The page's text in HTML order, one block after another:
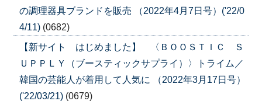
の調理器具ブランドを販売 （2022年4月7日号）('22/0
4/11) (0682)
【新サイト はじめました】 〈ＢＯＯＳＴＩＣ Ｓ
ＵＰＰＬＹ（ブースティックサプライ）〉トライム／
韓国の芸能人が着用して人気に （2022年3月17日号）
('22/03/21) (0679)